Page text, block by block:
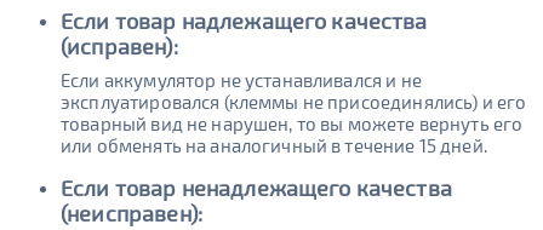
Если товар надлежащего качества
(исправен):
Если аккумулятор не устанавливался и не
эксплуатировался (клеммы не присоединялись) и его
товарный вид не нарушен, то вы можете вернуть его
или обменять на аналогичный в течение 15 дней.
Если товар ненадлежащего качества
(неисправен):